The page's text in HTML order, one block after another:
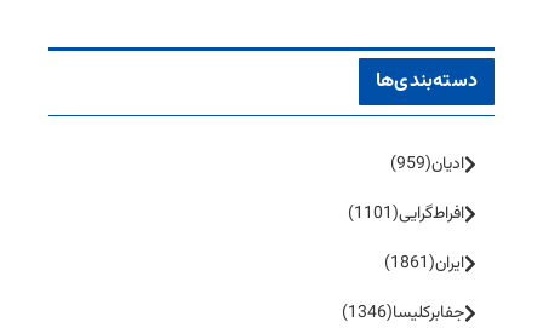
دسته‌بندی‌ها
ادیان(959)
افراط‌گرایی(1101)
ایران(1861)
جفا‌بر‌کلیسا(1346)